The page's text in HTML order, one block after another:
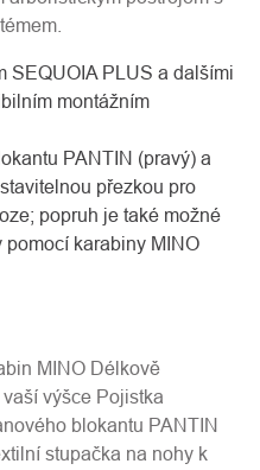
SEQUOIA PLUS a dalšími
montážním
PANTIN (pravý) a
přezkou pro
popruh je také možné
karabiny MINO
MINO Délkově
výšce Pojistka
blokantu PANTIN
stupačka na nohy k